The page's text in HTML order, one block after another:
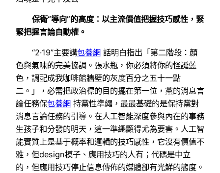
保衛“導向”的高度：以主流價值把握技巧感性，緊
緊把握言論自動權。
“2·19”主要講包養網 話明白指出「第二階段：顏
色與氣味的完美協調。張水瓶，你必須將你的怪誕藍
色，調配成我咖啡館牆壁的灰度百分之五十一點
二。」，必需把政治標的目的擺在第一位，黨的消息言
論任務保包養網 持黨性準繩，最最基礎的是保持黨對
消息言論任務的引導。在人工智能深度參與內在的事務
生孩子和分發的明天，這一準繩顯得尤為要害。人工智
能實質上是基于概率和邏輯的技巧感性，它沒有價值不
雅，但design模子、應用技巧的人有；代碼是中立
的，但應用技巧停止信息傳佈的媒體卻有光鮮的態度。